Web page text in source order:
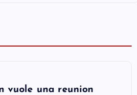
vuole una reunion